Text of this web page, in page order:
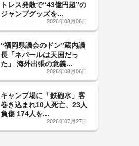
トレス発散で“43億円超”の
ジャンプグッズを...
2026年08月06日
“福岡県議会のドン”蔵内議
長「ネパールは天国だっ
た」 海外出張の意義...
2026年08月06日
キャンプ場に「鉄砲水」客
巻き込まれ10人死亡、23人
負傷 174人を...
2026年07月27日